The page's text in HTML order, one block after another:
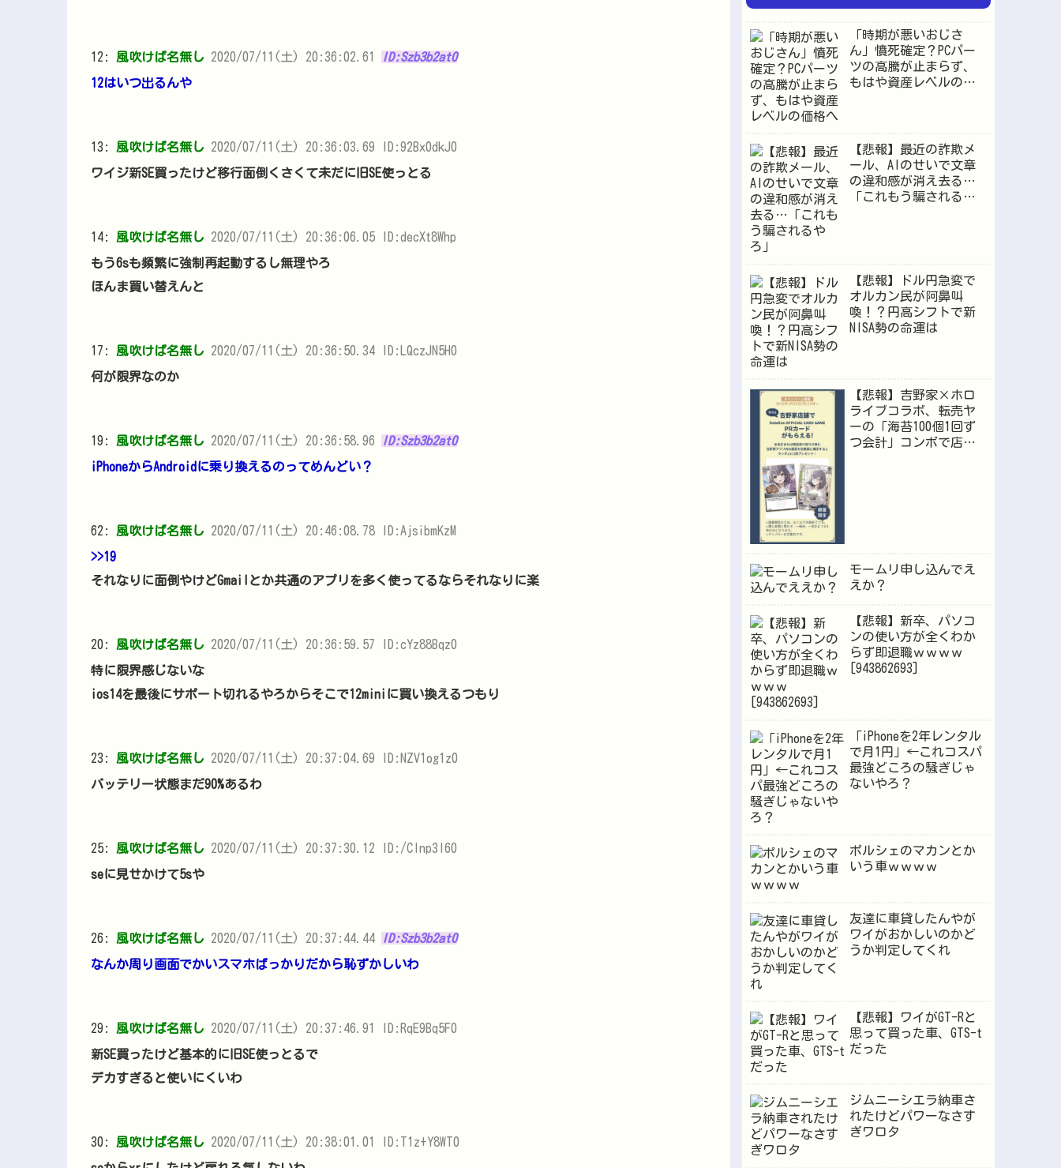
12: 風吹けば名無し 2020/07/11(土) 20:36:02.61 ID:Szb3b2at0
12はいつ出るんや
13: 風吹けば名無し 2020/07/11(土) 20:36:03.69 ID:92Bx0dkJ0
ワイジ新SE買ったけど移行面倒くさくて未だに旧SE使っとる
14: 風吹けば名無し 2020/07/11(土) 20:36:06.05 ID:decXt8Whp
もう6sも頻繁に強制再起動するし無理やろ
ほんま買い替えんと
17: 風吹けば名無し 2020/07/11(土) 20:36:50.34 ID:LQczJN5H0
何が限界なのか
19: 風吹けば名無し 2020/07/11(土) 20:36:58.96 ID:Szb3b2at0
iPhoneからAndroidに乗り換えるのってめんどい？
62: 風吹けば名無し 2020/07/11(土) 20:46:08.78 ID:AjsibmKzM
>>19
それなりに面倒やけどGmailとか共通のアプリを多く使ってるならそれなりに楽
20: 風吹けば名無し 2020/07/11(土) 20:36:59.57 ID:cYz88Bqz0
特に限界感じないな
ios14を最後にサポート切れるやろからそこで12miniに買い換えるつもり
23: 風吹けば名無し 2020/07/11(土) 20:37:04.69 ID:NZV1og1z0
バッテリー状態まだ90%あるわ
25: 風吹けば名無し 2020/07/11(土) 20:37:30.12 ID:/Clnp3l60
seに見せかけて5sや
26: 風吹けば名無し 2020/07/11(土) 20:37:44.44 ID:Szb3b2at0
なんか周り画面でかいスマホばっかりだから恥ずかしいわ
29: 風吹けば名無し 2020/07/11(土) 20:37:46.91 ID:RqE9Bq5F0
新SE買ったけど基本的に旧SE使っとるで
デカすぎると使いにくいわ
30: 風吹けば名無し 2020/07/11(土) 20:38:01.01 ID:T1z+Y8WT0
「時期が悪いおじさ
ん」憤死確定？PCパー
ツの高騰が止まらず、
もはや資産レベルの価
【悲報】最近の詐欺メ
ール、AIのせいで文章
の違和感が消え去る…
「これもう騙されるや
【悲報】ドル円急変で
オルカン民が阿鼻叫
喚！？円高シフトで新
NISA勢の命運は
【悲報】吉野家×ホロ
ライブコラボ、転売ヤ
ーの「海苔100個1回ず
つ会計」コンボで店員
モームリ申し込んでえ
えか？
【悲報】新卒、パソコ
ンの使い方が全くわか
らず即退職ｗｗｗｗ
[943862693]
「iPhoneを2年レンタル
で月1円」←これコスパ
最強どころの騒ぎじゃ
ないやろ？
ポルシェのマカンとか
いう車ｗｗｗｗ
友達に車貸したんやが
ワイがおかしいのかど
うか判定してくれ
【悲報】ワイがGT-Rと
思って買った車、GTS-t
だった
ジムニーシエラ納車さ
れたけどパワーなさす
ぎワロタ